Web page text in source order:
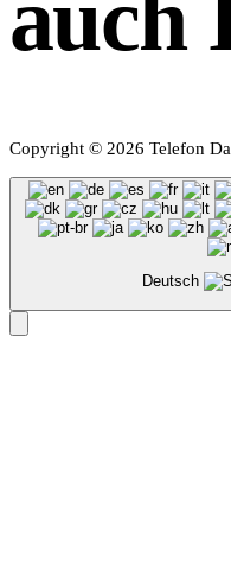
Copyright © 2026 Telefon
Deutsch